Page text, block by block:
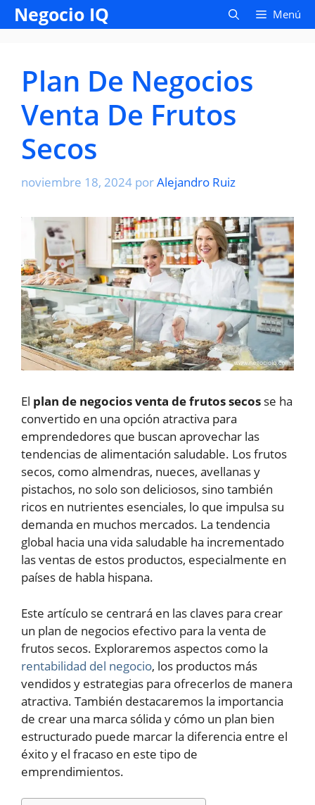
Saltar
al Negocio IQ Menú
Plan De Negocios
Venta De Frutos
Secos
noviembre 18, 2024 porAlejandro Ruiz
El plan de negocios venta de frutos secos se ha
convertido en una opción atractiva para
emprendedores que buscan aprovechar las
tendencias de alimentación saludable. Los frutos
secos, como almendras, nueces, avellanas y
pistachos, no solo son deliciosos, sino también
ricos en nutrientes esenciales, lo que impulsa su
demanda en muchos mercados. La tendencia
global hacia una vida saludable ha incrementado
las ventas de estos productos, especialmente en
países de habla hispana.
Este artículo se centrará en las claves para crear
un plan de negocios efectivo para la venta de
frutos secos. Exploraremos aspectos como la
rentabilidad del negocio, los productos más
vendidos y estrategias para ofrecerlos de manera
atractiva. También destacaremos la importancia
de crear una marca sólida y cómo un plan bien
estructurado puede marcar la diferencia entre el
éxito y el fracaso en este tipo de
emprendimientos.